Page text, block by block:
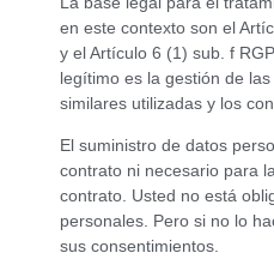
en este contexto son el
y el Artículo 6 (1) sub. f
legítimo es la gestión de
similares utilizadas y los
El suministro de datos
contrato ni necesario para
contrato. Usted no está
personales. Pero si no lo
sus consentimientos.